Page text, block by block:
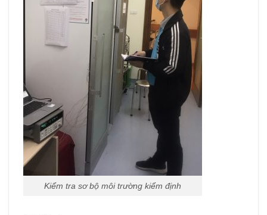
Kiểm tra sơ bộ môi trường kiểm định